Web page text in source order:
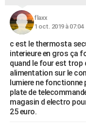
flaxx
1 oct. 2019 à 07:04
c est le thermosta
interieure en gros ça
quand le four est trop
alimentation sur le
lumiere ne fonctionne
plate de
magasin d electro
25 euro.